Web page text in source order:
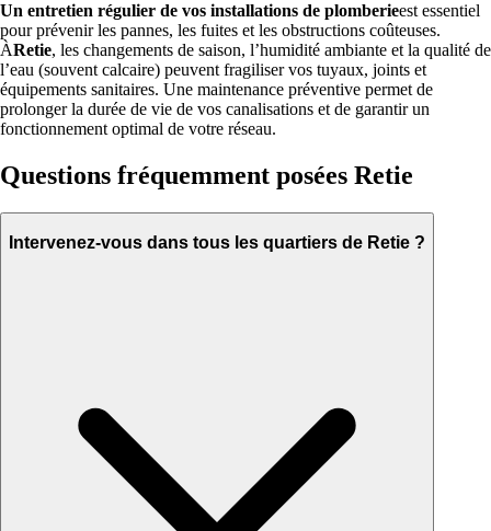
Un entretien régulier de vos installations de plomberieest essentiel
pour prévenir les pannes, les fuites et les obstructions coûteuses.
ÀRetie, les changements de saison, l’humidité ambiante et la qualité de
l’eau (souvent calcaire) peuvent fragiliser vos tuyaux, joints et
équipements sanitaires. Une maintenance préventive permet de
prolonger la durée de vie de vos canalisations et de garantir un
fonctionnement optimal de votre réseau.
Questions fréquemment posées Retie
Intervenez-vous dans tous les quartiers de Retie ?